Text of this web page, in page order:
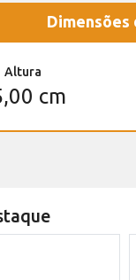
Dimensões
Altura
cm